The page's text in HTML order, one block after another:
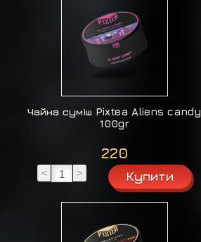
Чайна суміш Pixtea Aliens candy
100gr
220
< >